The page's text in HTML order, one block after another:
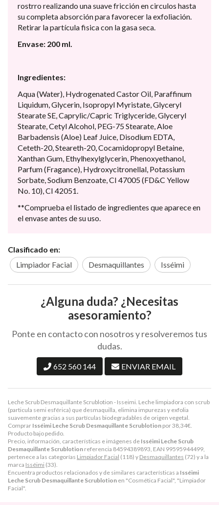
Leche Scrub Desmaquillante Scrublotion - Isseimi. Leche limpiadora con scrub
(particula semi esférica) que desmaquilla, elimina impurezas y exfolia
suavemente gracias a sus partículas biodegradables de origen vegetal.
Comprar Isséimi Leche Scrub Desmaquillante Scrublotion por38,34€
Producto bajo pedido.
Precio, información, características e imágenes de Isséimi Leche Scrub
Desmaquillante Scrublotion referencia 84594389893, EAN 99595944499,
pertenece a las categorías Limpiador Facial (118) y Desmaquillantes (72) y a la
marca Isséimi (33).
Encuentra productos relacionados y de similares características a Isséimi
Leche Scrub Desmaquillante Scrublotion en "Cosmética Facial", "Limpiador
Facial".
rostrro realizando una suave fricción en circulos hasta
su completa absorción para favorecer la exfoliación.
Retirar la partícula fisica con la gasa seca.
Envase: 200 ml.
Ingredientes:
Aqua (Water), Hydrogenated Castor Oil, Paraffinum
Liquidum, Glycerin, Isopropyl Myristate, Glyceryl
Stearate SE, Caprylic/Capric Triglyceride, Glyceryl
Stearate, Cetyl Alcohol, PEG-75 Stearate, Aloe
Barbadensis (Aloe) Leaf Juice, Disodium EDTA,
Ceteth-20, Steareth-20, Cocamidopropyl Betaine,
Xanthan Gum, Ethylhexylglycerin, Phenoxyethanol,
Parfum (Fragance), Hydroxycitronellal, Potassium
Sorbate, Sodium Benzoate, CI 47005 (FD&C Yellow
No. 10), CI 42051.
**Comprueba el listado de ingredientes que aparece en
el envase antes de su uso.
Clasificado en:
Limpiador Facial
Desmaquillantes Isséimi
¿Alguna duda? ¿Necesitas
asesoramiento?
Ponte en contacto con nosotros y resolveremos tus
dudas.
652 560 144 ENVIAR EMAIL